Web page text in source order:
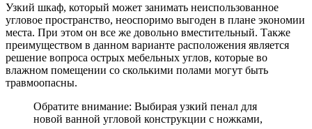
Узкий шкаф, который может занимать неиспользованное
угловое пространство, неоспоримо выгоден в плане экономии
места. При этом он все же довольно вместительный. Также
преимуществом в данном варианте расположения является
решение вопроса острых мебельных углов, которые во
влажном помещении со сколькими полами могут быть
травмоопасны.
Обратите внимание: Выбирая узкий пенал для
новой ванной угловой конструкции с ножками,